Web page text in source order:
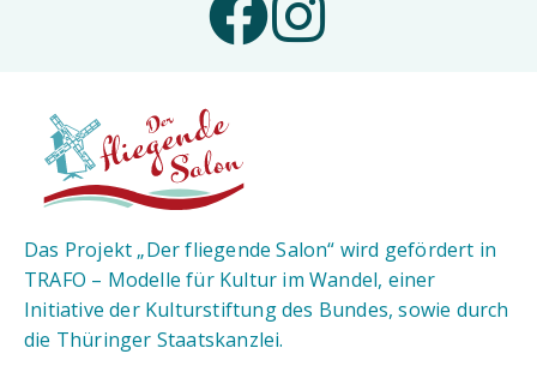
Das Projekt „Der fliegende Salon“ wird gefördert in
TRAFO – Modelle für Kultur im Wandel, einer
Initiative der Kulturstiftung des Bundes, sowie durch
die Thüringer Staatskanzlei.